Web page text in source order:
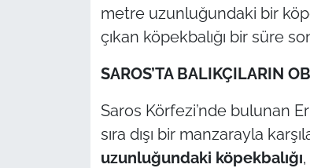
metre uzunluğundaki bir
çıkan köpekbalığı bir süre
SAROS’TA BALIKÇILARIN
Saros Körfezi’nde bulunan
sıra dışı bir manzarayla
uzunluğundaki köpekbalığı
ÇANAKKALE